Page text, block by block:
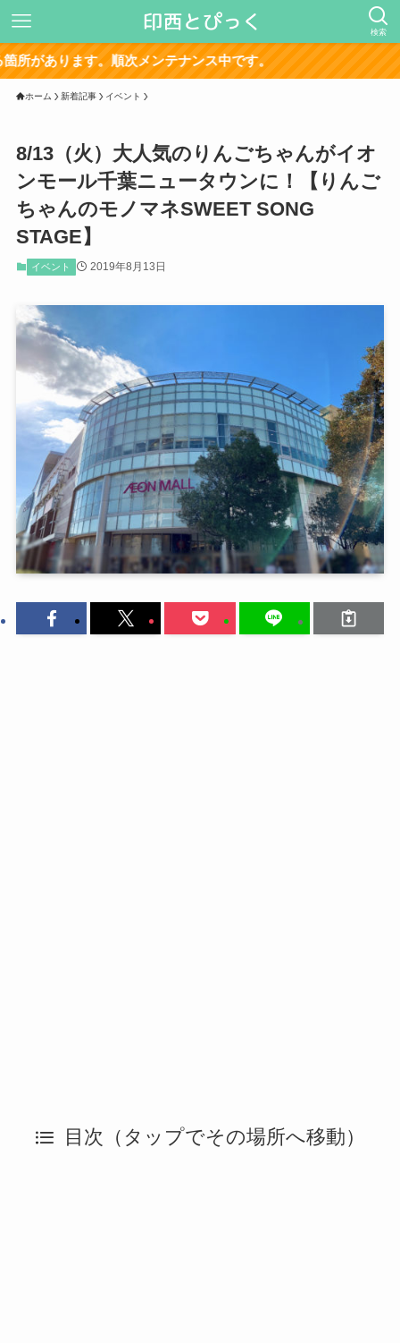
検索
サ
ホーム 新着記事 イベント
8/13（火）大人気のりんごちゃんがイオ
ンモール千葉ニュータウンに！【りんご
ちゃんのモノマネSWEET SONG
STAGE】
イベント 2019年8月13日
目次（タップでその場所へ移動）